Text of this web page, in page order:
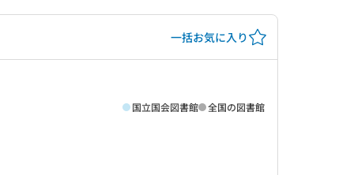
一括お気に入り
国立国会図書館 全国の図書館